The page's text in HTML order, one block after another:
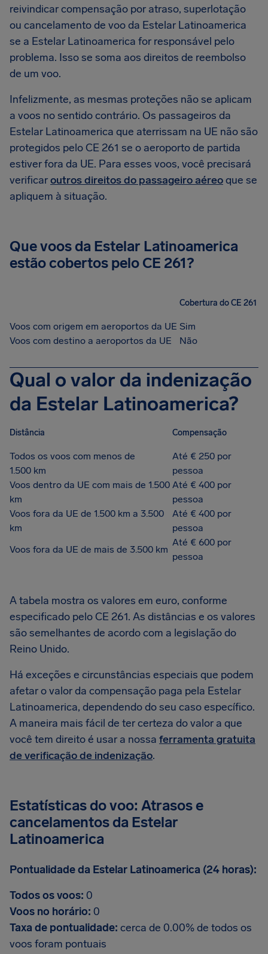
reivindicar compensação por atraso, superlotação
ou cancelamento de voo da Estelar Latinoamerica
se a Estelar Latinoamerica for responsável pelo
problema. Isso se soma aos direitos de reembolso
de um voo.
Infelizmente, as mesmas proteções não se aplicam
a voos no sentido contrário. Os passageiros da
Estelar Latinoamerica que aterrissam na UE não são
protegidos pelo CE 261 se o aeroporto de partida
estiver fora da UE. Para esses voos, você precisará
verificaroutros direitos do passageiro aéreoque se
apliquem à situação.
Que voos da Estelar Latinoamerica
estão cobertos pelo CE 261?
Cobertura do CE 261
Voos com origem em aeroportos da UE Sim
Voos com destino a aeroportos da UE
Não
Qual o valor da indenização
da Estelar Latinoamerica?
Distância Compensação
Todos os voos com menos de
1.500 km
Até € 250 por
pessoa
Voos dentro da UE com mais de 1.500
km
Até € 400 por
pessoa
Voos fora da UE de 1.500 km a 3.500
km
Até € 400 por
pessoa
Voos fora da UE de mais de 3.500 km
Até € 600 por
pessoa
A tabela mostra os valores em euro, conforme
especificado pelo CE 261. As distâncias e os valores
são semelhantes de acordo com a legislação do
Reino Unido.
Há exceções e circunstâncias especiais que podem
afetar o valor da compensação paga pela Estelar
Latinoamerica, dependendo do seu caso específico.
A maneira mais fácil de ter certeza do valor a que
você tem direito é usar a nossa ferramenta gratuita
de verificação de indenização.
Estatísticas do voo: Atrasos e
cancelamentos da Estelar
Latinoamerica
Pontualidade da Estelar Latinoamerica (24 horas):
Todos os voos: 0
Voos no horário: 0
Taxa de pontualidade: cerca de 0.00% de todos os
voos foram pontuais